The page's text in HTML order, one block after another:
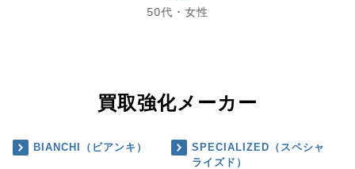
50代・女性
買取強化メーカー
BIANCHI（ビアンキ）
SPECIALIZED（スペシャ
ライズド）